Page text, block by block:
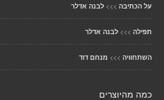
על הכתיבה >>> לבנה אדלר
תפילה >>> לבנה אדלר
השתחוויה >>> מנחם דוד
כמה מהיוצרים